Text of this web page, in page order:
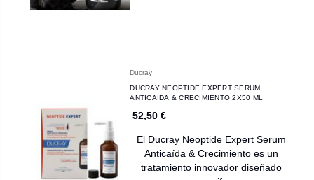
Ducray
DUCRAY NEOPTIDE EXPERT SERUM
ANTICAIDA & CRECIMIENTO 2X50 ML
52,50 €
El Ducray Neoptide Expert Serum
Anticaída & Crecimiento es un
tratamiento innovador diseñado